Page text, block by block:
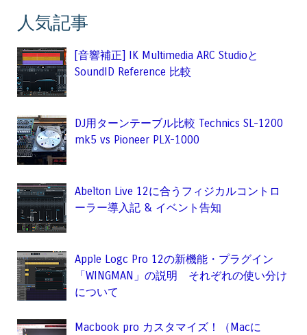
人気記事
[音響補正] IK Multimedia ARC Studioと
SoundID Reference 比較
DJ用ターンテーブル比較 Technics SL-1200
mk5 vs Pioneer PLX-1000
Abelton Live 12に合うフィジカルコントロ
ーラー導入記 & イベント告知
Apple Logc Pro 12の新機能・プラグイン
「WINGMAN」の説明 それぞれの使い分け
について
Macbook pro カスタマイズ！（Macに